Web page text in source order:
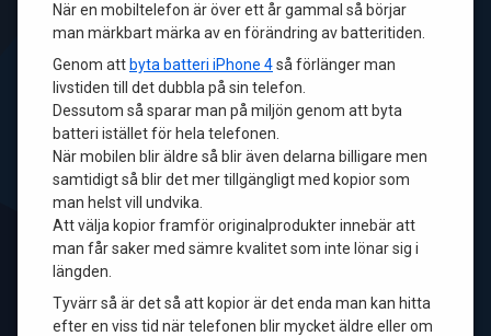
När en mobiltelefon är över ett år gammal så börjar
man märkbart märka av en förändring av batteritiden.
Genom att byta batteri iPhone 4så förlänger man
livstiden till det dubbla på sin telefon.
Dessutom så sparar man på miljön genom att byta
batteri istället för hela telefonen.
När mobilen blir äldre så blir även delarna billigare men
samtidigt så blir det mer tillgängligt med kopior som
man helst vill undvika.
Att välja kopior framför originalprodukter innebär att
man får saker med sämre kvalitet som inte lönar sig i
längden.
Tyvärr så är det så att kopior är det enda man kan hitta
efter en viss tid när telefonen blir mycket äldre eller om